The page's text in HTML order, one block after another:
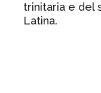
trinitaria e del
Latina.